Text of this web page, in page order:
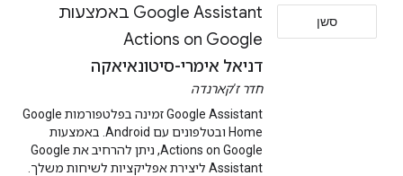
סשן
Google Assistant באמצעות
Actions on Google
דניאל אימרי-סיטונאיאקה
חדר ז'קארנדה
Google Assistant זמינה בפלטפורמות Google
Home ובטלפונים עם Android. באמצעות
Actions on Google, ניתן להרחיב את Google
Assistant ליצירת אפליקציות לשיחות משלך.